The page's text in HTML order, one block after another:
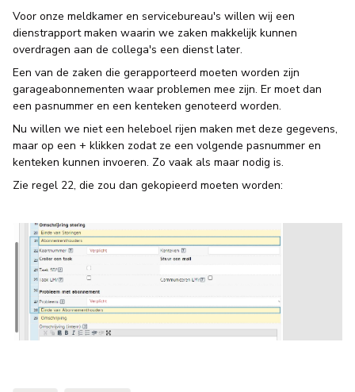
Voor onze meldkamer en servicebureau's willen wij een
dienstrapport maken waarin we zaken makkelijk kunnen
overdragen aan de collega's een dienst later.
Een van de zaken die gerapporteerd moeten worden zijn
garageabonnementen waar problemen mee zijn. Er moet dan
een pasnummer en een kenteken genoteerd worden.
Nu willen we niet een heleboel rijen maken met deze gegevens,
maar op een + klikken zodat ze een volgende pasnummer en
kenteken kunnen invoeren. Zo vaak als maar nodig is.
Zie regel 22, die zou dan gekopieerd moeten worden: